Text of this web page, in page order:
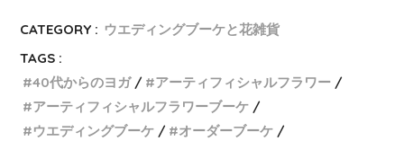
CATEGORY : ウエディングブーケと花雑貨
TAGS :
40代からのヨガ
アーティフィシャルフラワー
アーティフィシャルフラワーブーケ
ウエディングブーケ
オーダーブーケ